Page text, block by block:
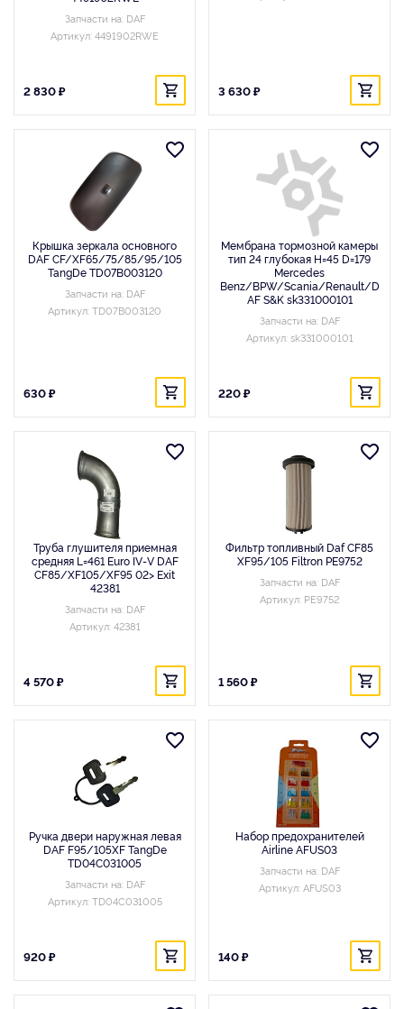
Запчасти на: DAF
Артикул: 4491902RWE
2 830 ₽ 3 630 ₽
Крышка зеркала основного
DAF CF/XF65/75/85/95/105
TangDe TD07B003120
Запчасти на: DAF
Артикул: TD07B003120
630 ₽
Мембрана тормозной камеры
тип 24 глубокая H=45 D=179
Mercedes
Benz/BPW/Scania/Renault/D
AF S&K sk331000101
Запчасти на: DAF
Артикул: sk331000101
220 ₽
Труба глушителя приемная
средняя L=461 Euro IV-V DAF
CF85/XF105/XF95 02> Exit
42381
Запчасти на: DAF
Артикул: 42381
4 570 ₽
Фильтр топливный Daf CF85
XF95/105 Filtron PE9752
Запчасти на: DAF
Артикул: PE9752
1 560 ₽
Ручка двери наружная левая
DAF F95/105XF TangDe
TD04C031005
Запчасти на: DAF
Артикул: TD04C031005
920 ₽
Набор предохранителей
Airline AFUS03
Запчасти на: DAF
Артикул: AFUS03
140 ₽